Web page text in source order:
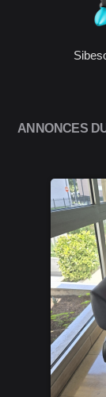
ANNONCES